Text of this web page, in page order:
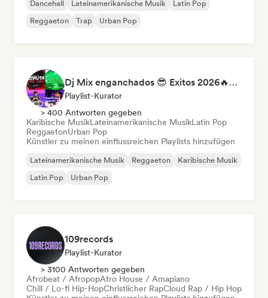
Dancehall Lateinamerikanische Musik
Latin Pop
Reggaeton
Trap Urban Pop
Dj Mix enganchados 😎 Exitos 2026🔥🔥🫦
Playlist-Kurator
> 400 Antworten gegeben
Karibische MusikLateinamerikanische MusikLatin Pop
ReggaetonUrban Pop
Künstler zu meinen einflussreichen Playlists hinzufügen
Lateinamerikanische Musik Reggaeton
Karibische Musik
Latin Pop
Urban Pop
109records
Playlist-Kurator
> 3100 Antworten gegeben
Afrobeat / AfropopAfro House / Amapiano
Chill / Lo-fi Hip-HopChristlicher RapCloud Rap / Hip Hop